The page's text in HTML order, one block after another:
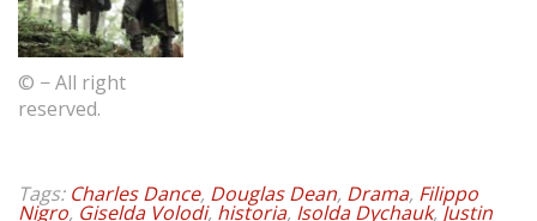
© − All right
reserved.
Tags: Charles Dance, Douglas Dean, Drama, Filippo
Nigro, Giselda Volodi, historia, Isolda Dychauk, Justin